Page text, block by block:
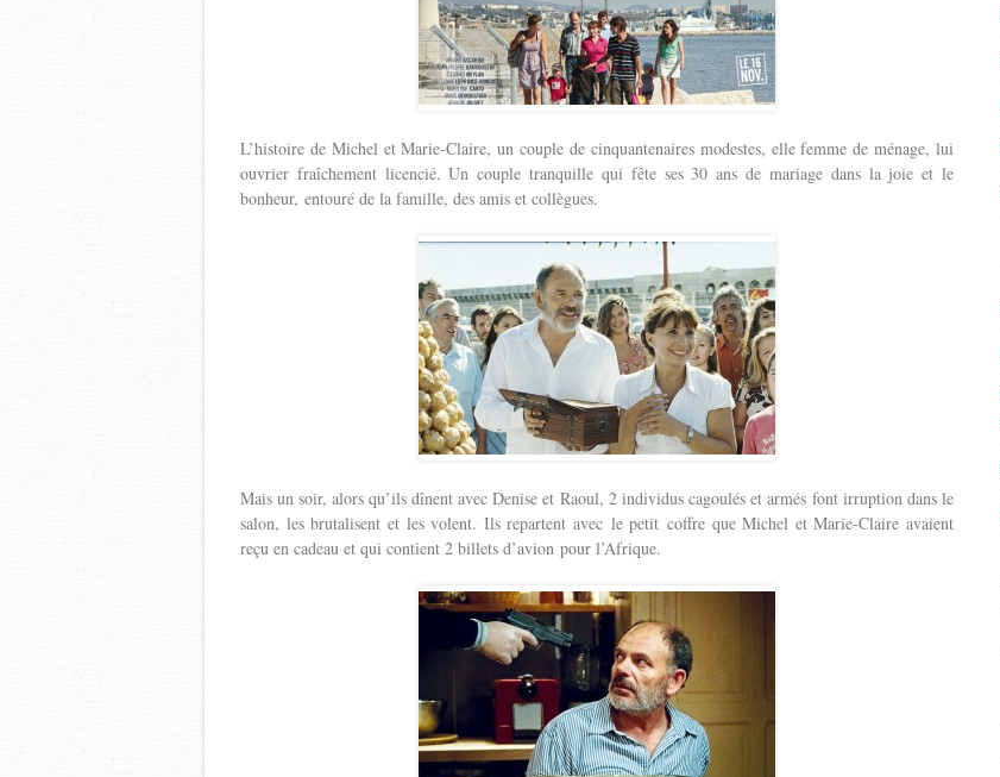
L’histoire de Michel et Marie-Claire, un couple de cinquantenaires modestes, elle femme de ménage, lui
ouvrier fraîchement licencié. Un couple tranquille qui fête ses 30 ans de mariage dans la joie et le
bonheur, entouré de la famille, des amis et collègues.
Mais un soir, alors qu’ils dînent avec Denise et Raoul, 2 individus cagoulés et armés font irruption dans le
salon, les brutalisent et les volent. Ils repartent avec le petit coffre que Michel et Marie-Claire avaient
reçu en cadeau et qui contient 2 billets d’avion pour l’Afrique.